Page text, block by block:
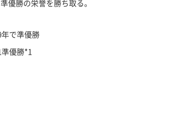
優勝の栄誉を勝ち取る。
で準優勝
優勝*1